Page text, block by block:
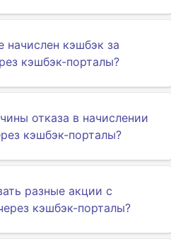
начислен кэшбэк за
кэшбэк-порталы?
отказа в начислении
кэшбэк-порталы?
разные акции с
кэшбэк-порталы?